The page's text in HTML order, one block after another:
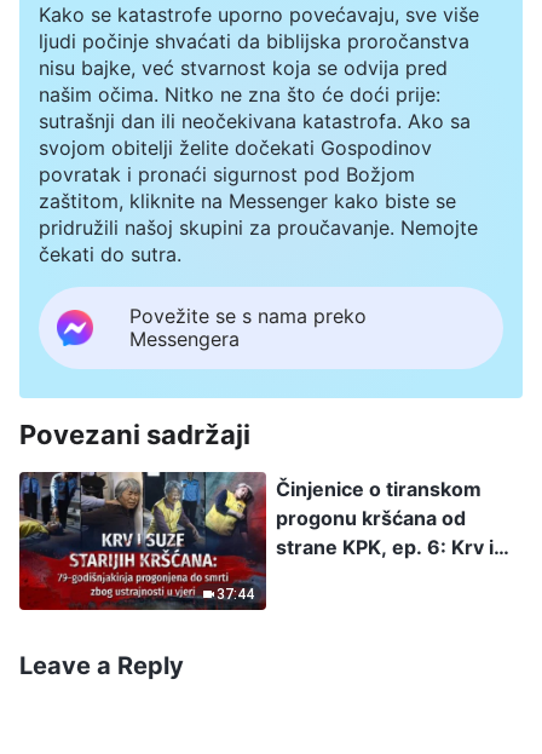
Kako se katastrofe uporno povećavaju, sve više
ljudi počinje shvaćati da biblijska proročanstva
nisu bajke, već stvarnost koja se odvija pred
našim očima. Nitko ne zna što će doći prije:
sutrašnji dan ili neočekivana katastrofa. Ako sa
svojom obitelji želite dočekati Gospodinov
povratak i pronaći sigurnost pod Božjom
zaštitom, kliknite na Messenger kako biste se
pridružili našoj skupini za proučavanje. Nemojte
čekati do sutra.
Povežite se s nama preko
Messengera
Povezani sadržaji
37:44
Činjenice o tiranskom
progonu kršćana od
strane KPK, ep. 6: Krv i
Leave a Reply